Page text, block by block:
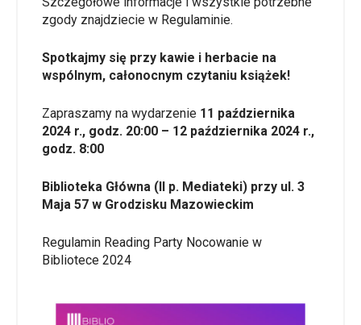
zgody znajdziecie w Regulaminie.
Spotkajmy się przy kawie i herbacie na
wspólnym, całonocnym czytaniu książek!
Zapraszamy na wydarzenie 11 października
2024 r., godz. 20:00 – 12 października 2024 r.,
godz. 8:00
Biblioteka Główna (II p. Mediateki) przy ul. 3
Maja 57 w Grodzisku Mazowieckim
Regulamin Reading Party Nocowanie w
Bibliotece 2024